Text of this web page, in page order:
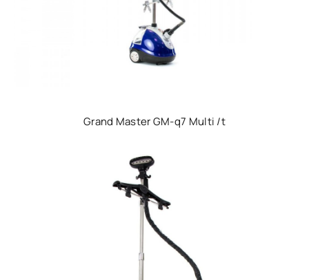
Grand Master GM-q7 Multi /t